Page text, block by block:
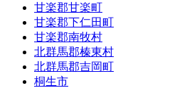
甘楽郡甘楽町
甘楽郡下仁田町
甘楽郡南牧村
北群馬郡榛東村
北群馬郡吉岡町
桐生市